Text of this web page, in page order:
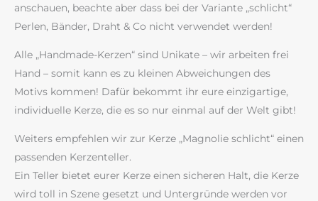
anschauen, beachte aber dass bei der Variante „schlicht“
Perlen, Bänder, Draht & Co nicht verwendet werden!
Alle „Handmade-Kerzen“ sind Unikate – wir arbeiten frei
Hand – somit kann es zu kleinen Abweichungen des
Motivs kommen! Dafür bekommt ihr eure einzigartige,
individuelle Kerze, die es so nur einmal auf der Welt gibt!
Weiters empfehlen wir zur Kerze „Magnolie schlicht“ einen
passenden Kerzenteller.
Ein Teller bietet eurer Kerze einen sicheren Halt, die Kerze
wird toll in Szene gesetzt und Untergründe werden vor